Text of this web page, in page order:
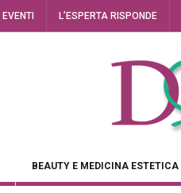
EVENTI L’ESPERTA RISPONDE
BEAUTY E MEDICINA ESTETICA